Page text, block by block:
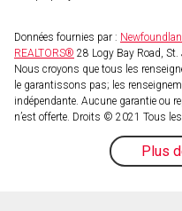
Données fournies par :
REALTORS® 28 Logy Bay Road,
Nous croyons que tous les
le garantissons pas; les
indépendante. Aucune garantie ou
n’est offerte. Droits © 2021 Tous
Plus